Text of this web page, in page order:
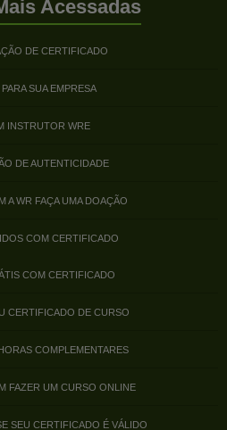
Acessadas
DE CERTIFICADO
SUA EMPRESA
INSTRUTOR WRE
DE AUTENTICIDADE
A WR FAÇA UMA DOAÇÃO
COM CERTIFICADO
COM CERTIFICADO
CERTIFICADO DE CURSO
COMPLEMENTARES
FAZER UM CURSO ONLINE
SEU CERTIFICADO É VÁLIDO